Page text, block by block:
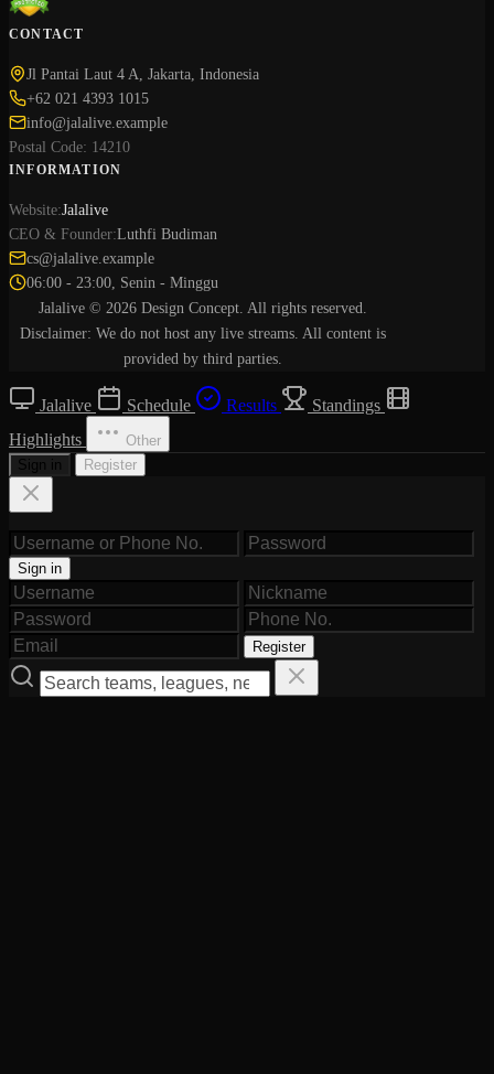
CONTACT
Jl Pantai Laut 4 A, Jakarta, Indonesia
+62 021 4393 1015
info@jalalive.example
Postal Code: 14210
INFORMATION
Website:Jalalive
CEO & Founder:Luthfi Budiman
cs@jalalive.example
06:00 - 23:00, Senin - Minggu
Jalalive © 2026 Design Concept. All rights reserved.
Disclaimer: We do not host any live streams. All content is
provided by third parties.
Jalalive Schedule Results
Standings
Highlights
Other
Sign in
Register
Sign in
Register